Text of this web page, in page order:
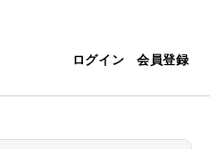
ログイン 会員登録